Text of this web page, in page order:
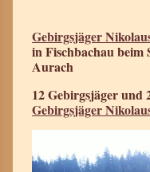
Gebirgsjäger
in Fischbachau beim
Aurach
12 Gebirgsjäger und
Gebirgsjäger